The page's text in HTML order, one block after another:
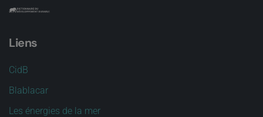
Liens
CidB
Blablacar
Les énergies de la mer